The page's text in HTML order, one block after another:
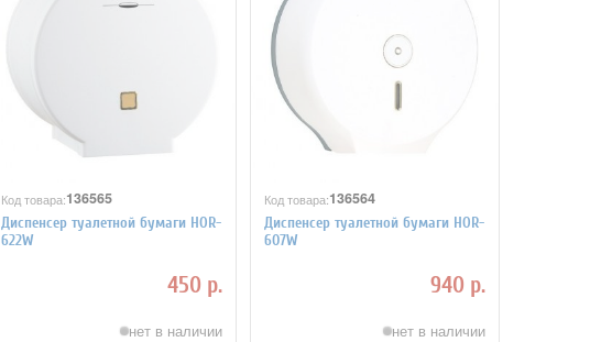
Код товара:136565
Диспенсер туалетной бумаги HOR-
622W
450 р.
нет в наличии
Код товара:136564
Диспенсер туалетной бумаги HOR-
607W
940 р.
нет в наличии